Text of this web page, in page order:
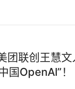
团联创王慧
国OpenAl”！